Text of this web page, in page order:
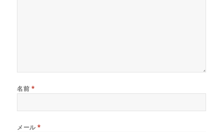
名前 *
メール*